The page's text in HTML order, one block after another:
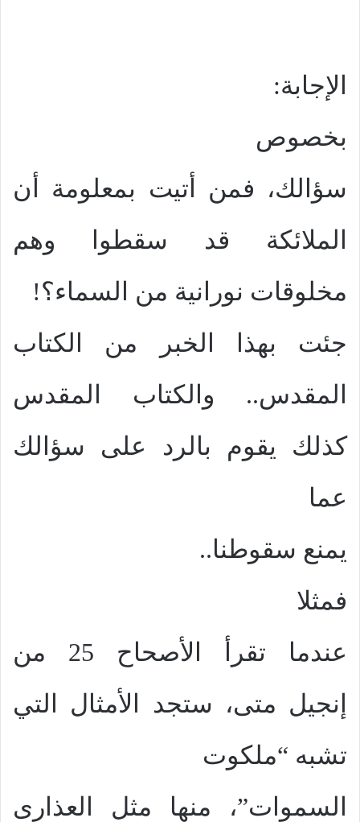
الإجابة:
بخصوص
سؤالك، فمن أتيت بمعلومة أن
الملائكة قد سقطوا وهم
مخلوقات نورانية من السماء؟!
جئت بهذا الخبر من الكتاب
المقدس.. والكتاب المقدس
كذلك يقوم بالرد على سؤالك
عما
يمنع سقوطنا..
فمثلا
عندما تقرأ الأصحاح 25 من
إنجيل متى، ستجد الأمثال التي
تشبه “ملكوت
السموات”، منها مثل العذارى